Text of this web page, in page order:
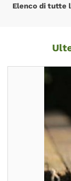
Elenco di tutte